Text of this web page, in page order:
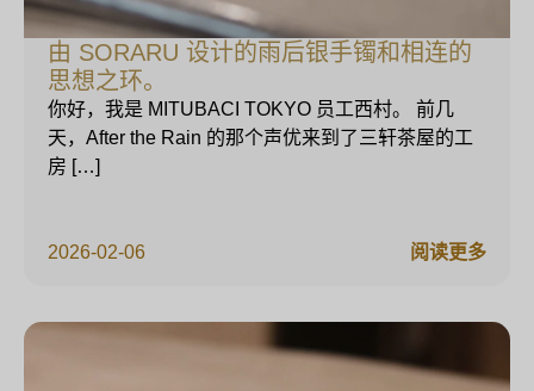
由 SORARU 设计的雨后银手镯和相连的
思想之环。
2026-02-06
你好，我是 MITUBACI TOKYO 员工西村。 前几
天，After the Rain 的那个声优来到了三轩茶屋的工
房 […]
阅读更多